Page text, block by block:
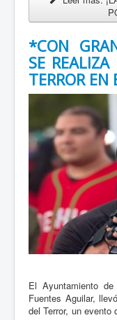
*ARRANCA
MÁS DE 109 MIL
GRATUITOS EN
A partir del 3 de
*CON
SE
TERROR
El Ayuntamiento
Fuentes Aguilar,
del Terror, un